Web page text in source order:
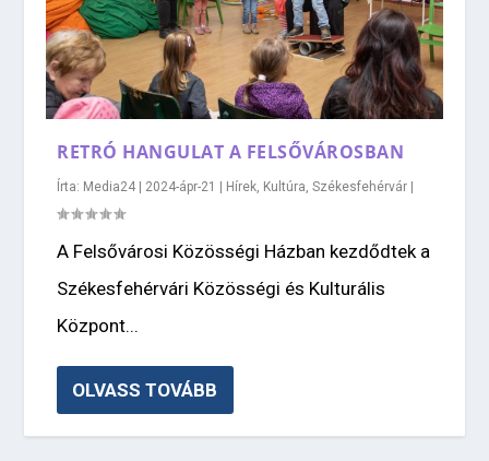
RETRÓ HANGULAT A FELSŐVÁROSBAN
Írta: Media24 2024-ápr-21 Hírek, Kultúra,Székesfehérvár
A Felsővárosi Közösségi Házban kezdődtek a
Székesfehérvári Közösségi és Kulturális
Központ...
OLVASS TOVÁBB